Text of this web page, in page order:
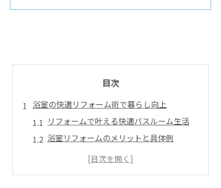
目次
浴室の快適リフォーム術で暮らし向上
リフォームで叶える快適バスルーム生活
浴室リフォームのメリットと具体例
暮らしを変える浴室リフォームの効果